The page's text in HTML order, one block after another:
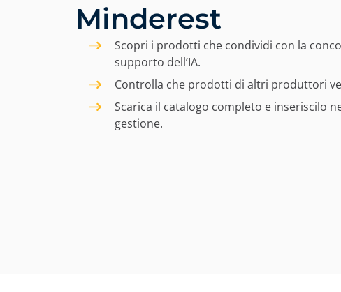
Minderest
Scopri i prodotti che condividi con la
supporto dell’IA.
Controlla che prodotti di altri produttori
Scarica il catalogo completo e inseriscilo
gestione.